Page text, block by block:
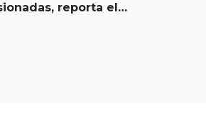
reporta el